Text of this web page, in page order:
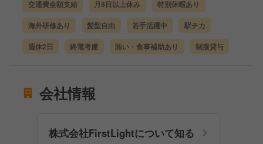
交通費全額支給 月8日以上休み 特別休暇あり
海外研修あり 髪型自由 若手活躍中 駅チカ
週休2日 終電考慮 賄い・食事補助あり 制服貸与
会社情報
株式会社FirstLightについて知る